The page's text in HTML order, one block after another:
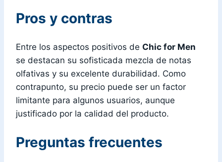
Pros y contras
Entre los aspectos positivos de Chic for Men
se destacan su sofisticada mezcla de notas
olfativas y su excelente durabilidad. Como
contrapunto, su precio puede ser un factor
limitante para algunos usuarios, aunque
justificado por la calidad del producto.
Preguntas frecuentes